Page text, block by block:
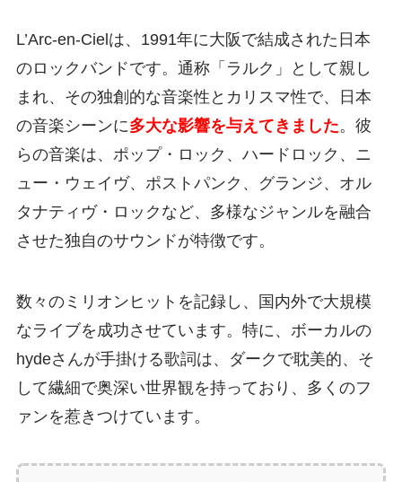
L’Arc-en-Cielは、1991年に大阪で結成された日本
のロックバンドです。通称「ラルク」として親し
まれ、その独創的な音楽性とカリスマ性で、日本
の音楽シーンに多大な影響を与えてきました。彼
らの音楽は、ポップ・ロック、ハードロック、ニ
ュー・ウェイヴ、ポストパンク、グランジ、オル
タナティヴ・ロックなど、多様なジャンルを融合
させた独自のサウンドが特徴です。
数々のミリオンヒットを記録し、国内外で大規模
なライブを成功させています。特に、ボーカルの
hydeさんが手掛ける歌詞は、ダークで耽美的、そ
して繊細で奥深い世界観を持っており、多くのフ
ァンを惹きつけています。